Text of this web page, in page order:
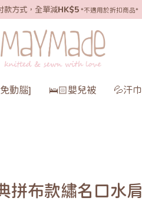
款方式，全單減HK$5 *不適用於折扣商品*
動腦] 🛌🏻嬰兒被 💦汗巾
拼布款繡名口水肩